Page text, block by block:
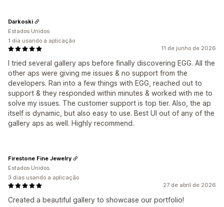
11 de junho de 2026
I tried several gallery aps before finally discovering EGG. All the
other aps were giving me issues & no support from the
developers. Ran into a few things with EGG, reached out to
support & they responded within minutes & worked with me to
solve my issues. The customer support is top tier. Also, the ap
itself is dynamic, but also easy to use. Best UI out of any of the
gallery aps as well. Highly recommend.
Darkoski
Estados Unidos
1 dia usando a aplicação
27 de abril de 2026
Created a beautiful gallery to showcase our portfolio!
Firestone Fine Jewelry
Estados Unidos
3 dias usando a aplicação